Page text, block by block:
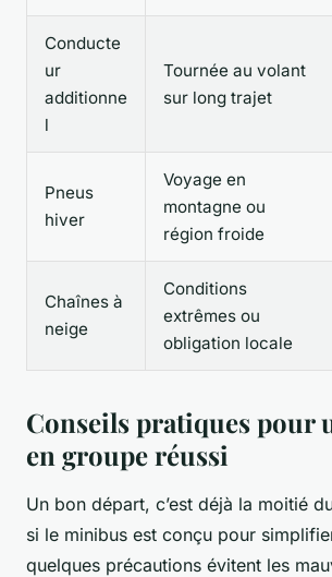
Conducte
ur
additionne
l
Tournée au volant
sur long trajet
Pneus
hiver
Voyage en
montagne ou
région froide
Chaînes à
neige
Conditions
extrêmes ou
obligation locale
Conseils pratiques pour
en groupe réussi
Un bon départ, c’est déjà la moitié
si le minibus est conçu pour
quelques précautions évitent les